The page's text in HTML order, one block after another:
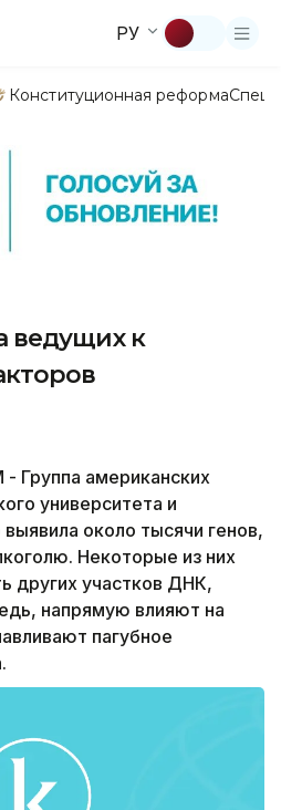
РУ
Конституционная реформа
ведущих к
американских
университета и
около тысячи генов,
Некоторые из них
других участков ДНК,
напрямую влияют на
пагубное